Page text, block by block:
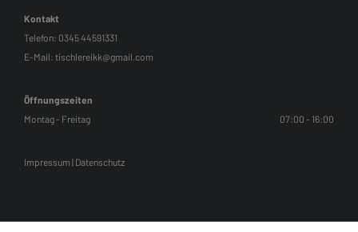
Kontakt
Telefon: 0345 44591331
E-Mail: tischlereikk@gmail.com
Öffnungszeiten
Montag - Freitag
07:00 - 16:00
Impressum | Datenschutz